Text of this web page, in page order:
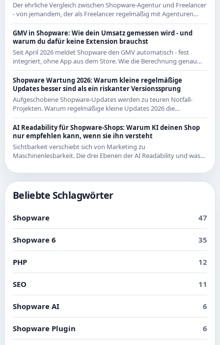
Der ehrliche Vergleich zwischen Shopware-Agentur und Freelancer
- von jemandem, der als Freelancer regelmäßig mit Agenturen
zusammenarbeitet und beide Seiten kennt.
GMV in Shopware: Wie dein Umsatz gemessen wird - und
warum du dafür keine Extension brauchst
Seit April 2026 meldet Shopware den GMV automatisch - fest
integriert, ohne App aus dem Store. Wie die Berechnung genau
funktioniert und was das für CE-Händler bedeutet.
Shopware Wartung 2026: Warum kleine regelmäßige
Updates besser sind als ein riskanter Versionssprung
Aufgeschobene Shopware-Updates werden zu teuren Notfall-
Projekten. Warum regelmäßige kleine Updates 2026 die
wirtschaftlichere Strategie sind - mit Beispielen aus den letzten
Releases.
AI Readability für Shopware-Shops: Warum KI deinen Shop
nur empfehlen kann, wenn sie ihn versteht
Sichtbarkeit verschiebt sich von Marketing zu
Maschinenlesbarkeit. Die drei Ebenen der AI Readability und was
Beliebte Schlagwörter
Shopware 47
Shopware 6 35
PHP 12
SEO 11
Shopware AI 6
Shopware Plugin 6